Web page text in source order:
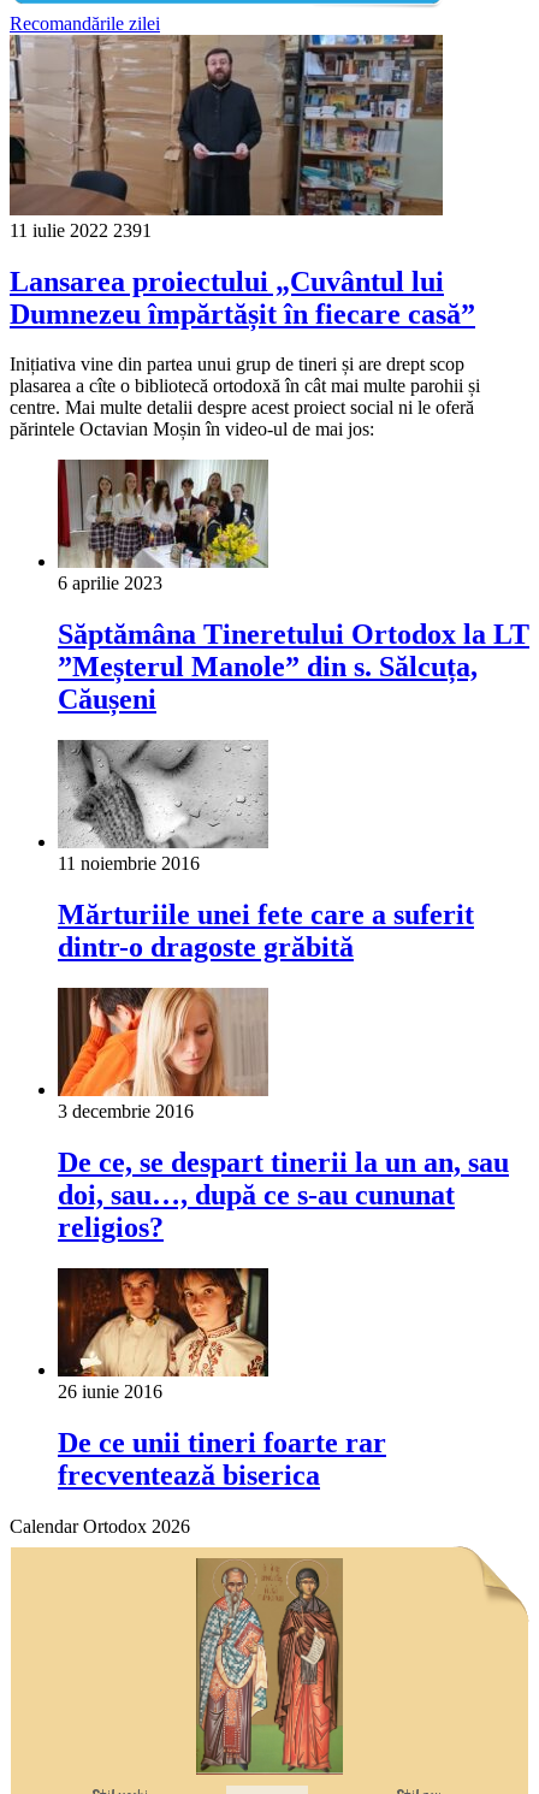
Recomandările zilei
11 iulie 2022 2391
Lansarea proiectului „Cuvântul lui
Dumnezeu împărtășit în fiecare casă”
Inițiativa vine din partea unui grup de tineri și are drept scop
plasarea a cîte o bibliotecă ortodoxă în cât mai multe parohii și
centre. Mai multe detalii despre acest proiect social ni le oferă
părintele Octavian Moșin în video-ul de mai jos:
6 aprilie 2023
Săptămâna Tineretului Ortodox la LT
”Meșterul Manole” din s. Sălcuța,
Căușeni
11 noiembrie 2016
Mărturiile unei fete care a suferit
dintr-o dragoste grăbită
3 decembrie 2016
De ce, se despart tinerii la un an, sau
doi, sau…, după ce s-au cununat
religios?
26 iunie 2016
De ce unii tineri foarte rar
frecventează biserica
Calendar Ortodox 2026